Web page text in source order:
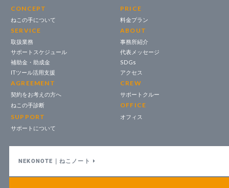
CONCEPT PRICE
ねこの手について 料金プラン
SERVICE ABOUT
取扱業務
事務所紹介
サポートスケジュール
代表メッセージ
補助金・助成金
SDGs
ITツール活用支援
アクセス
AGREEMENT CREW
契約をお考えの方へ
サポートクルー
ねこの手診断
OFFICE
SUPPORT
オフィス
サポートについて
NEKONOTE｜ねこノート